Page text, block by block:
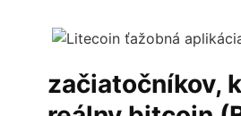
začiatočníkov,